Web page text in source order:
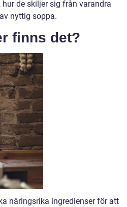
de skiljer sig från varandra
nyttig soppa.
finns det?
näringsrika ingredienser för att